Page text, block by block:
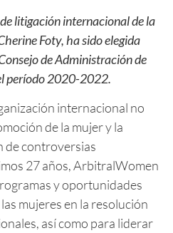
litigación internacional de la
Foty, ha sido elegida
de Administración de
período 2020-2022.
internacional no
de la mujer y la
de controversias
27 años, ArbitralWomen
y oportunidades
mujeres en la resolución
así como para liderar